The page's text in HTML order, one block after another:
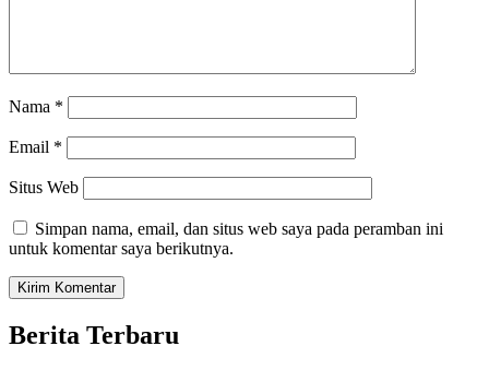
Nama *
Email *
Situs Web
Simpan nama, email, dan situs web saya pada peramban ini
untuk komentar saya berikutnya.
Berita Terbaru